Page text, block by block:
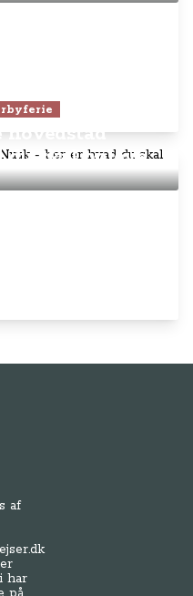
hovedstad
du skal opleve
af
har